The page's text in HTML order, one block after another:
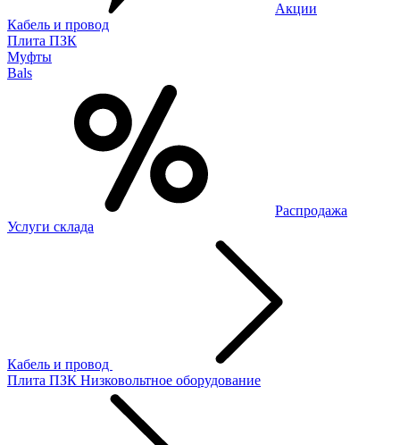
Акции
Кабель и провод
Плита ПЗК
Муфты
Bals
Распродажа
Услуги склада
Кабель и провод
Плита ПЗК Низковольтное оборудование